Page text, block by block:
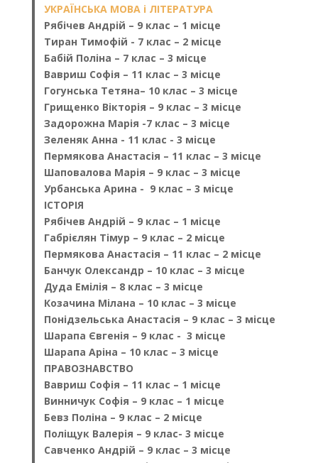
УКРАЇНСЬКА МОВА і ЛІТЕРАТУРА
Рябічев Андрій – 9 клас – 1 місце
Тиран Тимофій - 7 клас – 2 місце
Бабій Поліна – 7 клас – 3 місце
Вавриш Софія – 11 клас – 3 місце
Гогунська Тетяна– 10 клас – 3 місце
Грищенко Вікторія – 9 клас – 3 місце
Задорожна Марія -7 клас – 3 місце
Зеленяк Анна - 11 клас - 3 місце
Пермякова Анастасія – 11 клас – 3 місце
Шаповалова Марія – 9 клас – 3 місце
Урбанська Арина - 9 клас – 3 місце
ІСТОРІЯ
Рябічев Андрій – 9 клас – 1 місце
Габрієлян Тімур – 9 клас – 2 місце
Пермякова Анастасія – 11 клас – 2 місце
Банчук Олександр – 10 клас – 3 місце
Дуда Емілія – 8 клас – 3 місце
Козачина Мілана – 10 клас – 3 місце
Понідзельська Анастасія – 9 клас – 3 місце
Шарапа Євгенія – 9 клас - 3 місце
Шарапа Аріна – 10 клас – 3 місце
ПРАВОЗНАВСТВО
Вавриш Софія – 11 клас – 1 місце
Винничук Софія – 9 клас – 1 місце
Бевз Поліна – 9 клас – 2 місце
Поліщук Валерія – 9 клас- 3 місце
Савченко Андрій – 9 клас – 3 місце